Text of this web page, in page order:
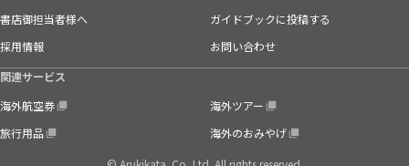
書店御担当者様へ
ガイドブックに投稿する
採用情報
お問い合わせ
関連サービス
海外航空券
海外ツアー
旅行用品
海外のおみやげ